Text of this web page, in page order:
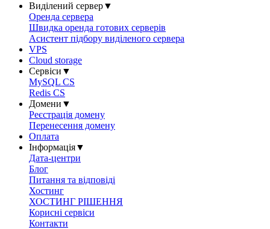
Виділений сервер▼
Оренда сервера
Швидка оренда готових серверів
Асистент підбору виділеного сервера
VPS
Cloud storage
Сервіси ▼
MySQL CS
Redis CS
Домени ▼
Реєстрація домену
Перенесення домену
Оплата
Інформація▼
Дата-центри
Блог
Питання та відповіді
Хостинг
ХОСТИНГ РІШЕННЯ
Корисні сервіси
Контакти